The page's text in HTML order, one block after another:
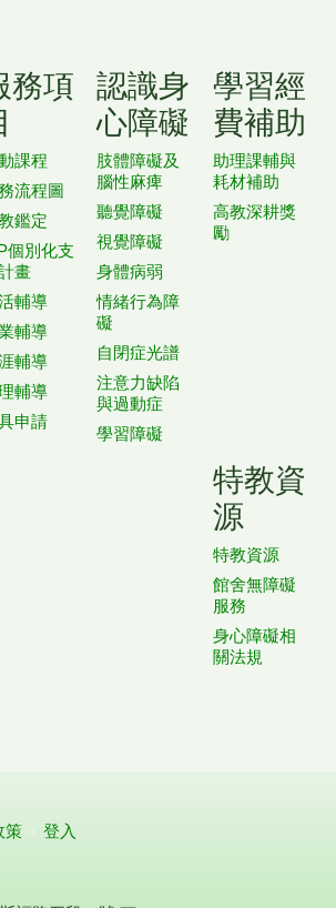
務項
課程
流程圖
鑑定
個別化支
畫
輔導
輔導
輔導
輔導
申請
認識身
心障礙
肢體障礙及
腦性麻痺
聽覺障礙
視覺障礙
身體病弱
情緒行為障
礙
自閉症光譜
注意力缺陷
與過動症
學習障礙
學習經
費補助
助理課輔與
耗材補助
高教深耕獎
勵
特教資
源
特教資源
館舍無障礙
服務
身心障礙相
關法規
策 登入